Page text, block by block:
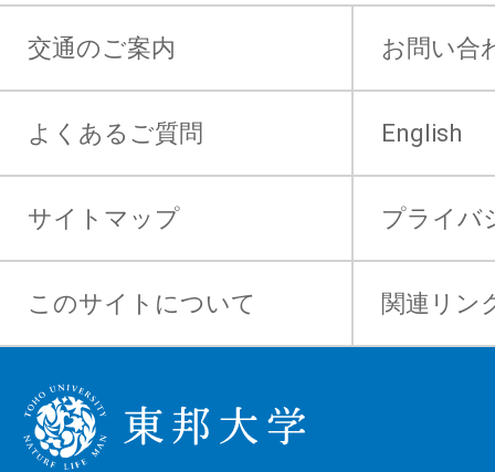
交通のご案内 お問い合
よくあるご質問 English
サイトマップ プライバ
このサイトについて 関連リン